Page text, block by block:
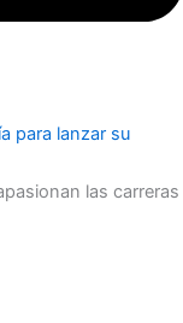
para lanzar su
las carreras